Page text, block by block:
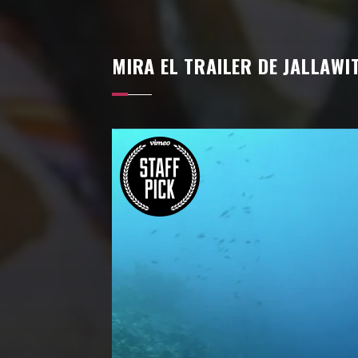
MIRA EL TRAILER DE